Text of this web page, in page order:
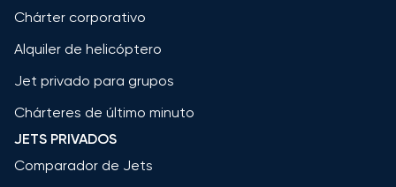
Chárter corporativo
Alquiler de helicóptero
Jet privado para grupos
Chárteres de último minuto
JETS PRIVADOS
Comparador de Jets